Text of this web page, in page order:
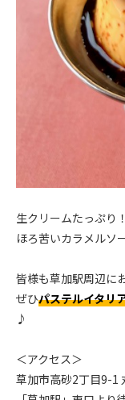
生クリームたっぷり！
ほろ苦いカラメルソ
皆様も草加駅周辺に
ぜひパステルイタリ
♪
＜アクセス＞
草加市高砂2丁目9-1